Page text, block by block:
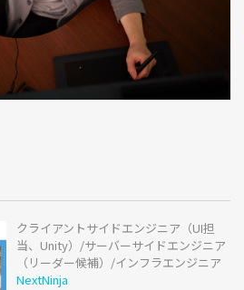
クライアントサイドエンジニア（UI担
当、Unity）/サーバーサイドエンジニア
（リーダー候補）/インフラエンジニア
NextNinja